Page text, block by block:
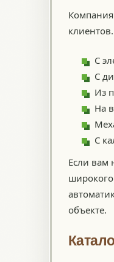
С
С
Из
На
С
Если вам
объекте.